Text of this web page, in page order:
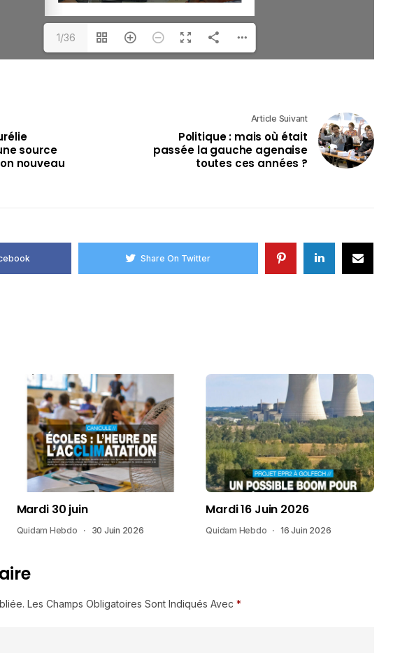
1/36
source
nouveau
Article Suivant
Politique : mais où était
passée la gauche agenaise
toutes ces années ?
Share On Twitter
Mardi 30 juin
Quidam Hebdo 30 Juin 2026
Mardi 16 Juin 2026
Quidam Hebdo 16 Juin 2026
Les Champs Obligatoires Sont Indiqués Avec *